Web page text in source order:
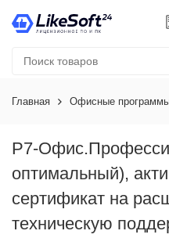
Главная Офисные
Р7-
оптимальный),
сертификат на
техническую